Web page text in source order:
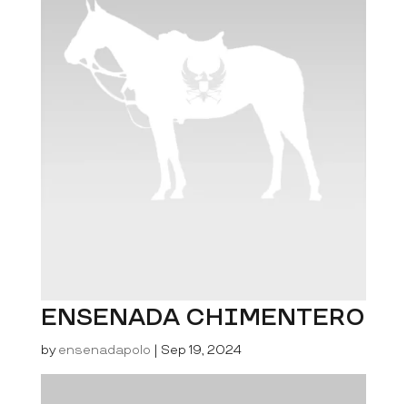
ENSENADA CHIMENTERO
byensenadapolo | Sep 19, 2024